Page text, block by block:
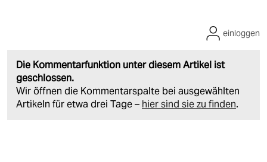
Die Kommentarfunktion unter diesem Artikel ist
geschlossen.
Wir öffnen die Kommentarspalte bei ausgewählten
Artikeln für etwa drei Tage – hier sind sie zu finden.
einloggen